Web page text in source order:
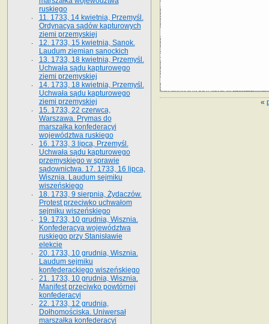
«
ruskiego
11. 1733, 14 kwietnia, Przemyśl.
Ordynacya sądów kapturowych
ziemi przemyskiej
12. 1733, 15 kwietnia, Sanok.
Laudum ziemian sanockich
13. 1733, 18 kwietnia, Przemyśl.
Uchwała sądu kapturowego
ziemi przemyskiej
14. 1733, 18 kwietnia, Przemyśl.
Uchwała sądu kapturowego
ziemi przemyskiej
15. 1733, 22 czerwca,
Warszawa. Prymas do
marszałka konfederacyi
województwa ruskiego
16. 1733, 3 lipca, Przemyśl.
Uchwała sądu kapturowego
przemyskiego w sprawie
sądownictwa. 17. 1733, 16 lipca,
Wisznia. Laudum sejmiku
wiszeńskiego
18. 1733, 9 sierpnia, Żydaczów.
Protest przeciwko uchwałom
sejmiku wiszeńskiego
19. 1733, 10 grudnia, Wisznia.
Konfederacya województwa
ruskiego przy Stanisławie
elekcie
20. 1733, 10 grudnia, Wisznia.
Laudum sejmiku
konfederackiego wiszeńskiego
21. 1733, 10 grudnia, Wisznia.
Manifest przeciwko powtórnej
konfederacyi
22. 1733, 12 grudnia,
Dołhomościska. Uniwersał
marszałka konfederacyi